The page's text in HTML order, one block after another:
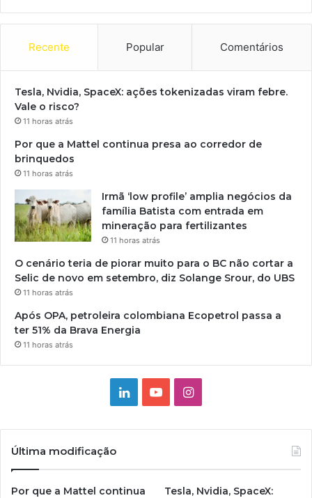
Recente Popular Comentários
Tesla, Nvidia, SpaceX: ações tokenizadas viram febre.
Vale o risco?
11 horas atrás
Por que a Mattel continua presa ao corredor de
brinquedos
11 horas atrás
Irmã ‘low profile’ amplia negócios da
família Batista com entrada em
mineração para fertilizantes
11 horas atrás
O cenário teria de piorar muito para o BC não cortar a
Selic de novo em setembro, diz Solange Srour, do UBS
11 horas atrás
Após OPA, petroleira colombiana Ecopetrol passa a
ter 51% da Brava Energia
11 horas atrás
LinkedinYouTubeInstagram
Última modificação
Por que a Mattel continua
Tesla, Nvidia, SpaceX: